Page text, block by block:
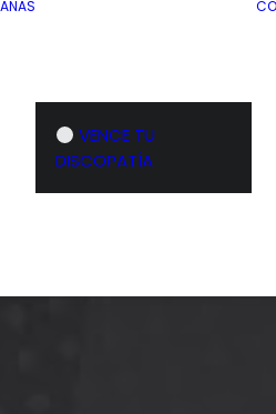
VENCE TU
DISCOPATÍA